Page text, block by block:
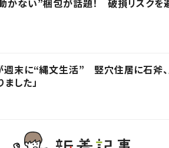
かない”梱包が話題！ 破損リスクを
週末に“縄文生活” 竪穴住居に石斧
した」